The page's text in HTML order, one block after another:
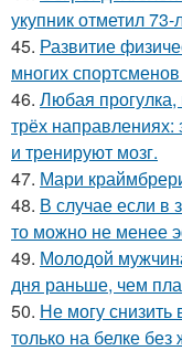
укупник отметил 73-
45. Развитие
многих
46. Любая
трёх
и тренируют мозг.
47. Мари
48. В случае если в
то можно не менее
49. Молодой
дня раньше, чем
50. Не могу снизить
только на белке без